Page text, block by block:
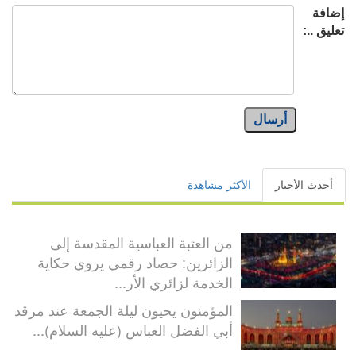
إضافة
تعليق ..:
أرسال
أحدث الأخبار الأكثر مشاهدة
من العتبة العباسية المقدسة إلى
الزائرين: حصاد رقمي يروي حكاية
الخدمة لزائري الأر...
المؤمنون يحيون ليلة الجمعة عند مرقد
أبي الفضل العباس (عليه السلام)...